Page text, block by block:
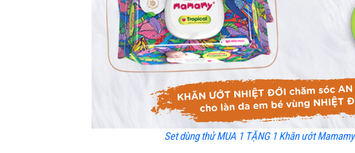
Set dùng thử MUA 1 TẶNG 1 Khăn ướt